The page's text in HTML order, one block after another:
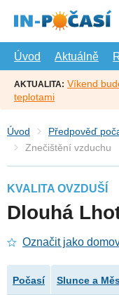
hlavní
Úvod
Aktuálně
AKTUALITA: Víkend
teplotami
Úvod Předpověď
Znečištění vzduchu
KVALITA OVZDUŠÍ
Dlouhá
Označit jako
Počasí Slunce a